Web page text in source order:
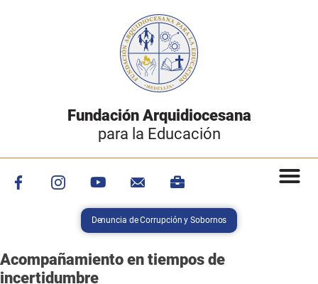
Fundación Arquidiocesana
para la Educación
Denuncia de Corrupción y Sobornos
Acompañamiento en tiempos de
incertidumbre